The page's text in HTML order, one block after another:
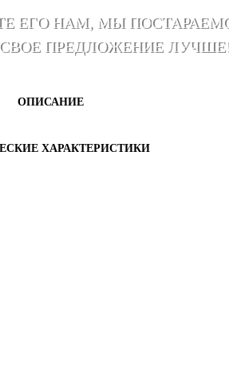
ЕГО НАМ, МЫ
СВОЕ ПРЕДЛОЖЕНИЕ
ОПИСАНИЕ
ХАРАКТЕРИСТИКИ